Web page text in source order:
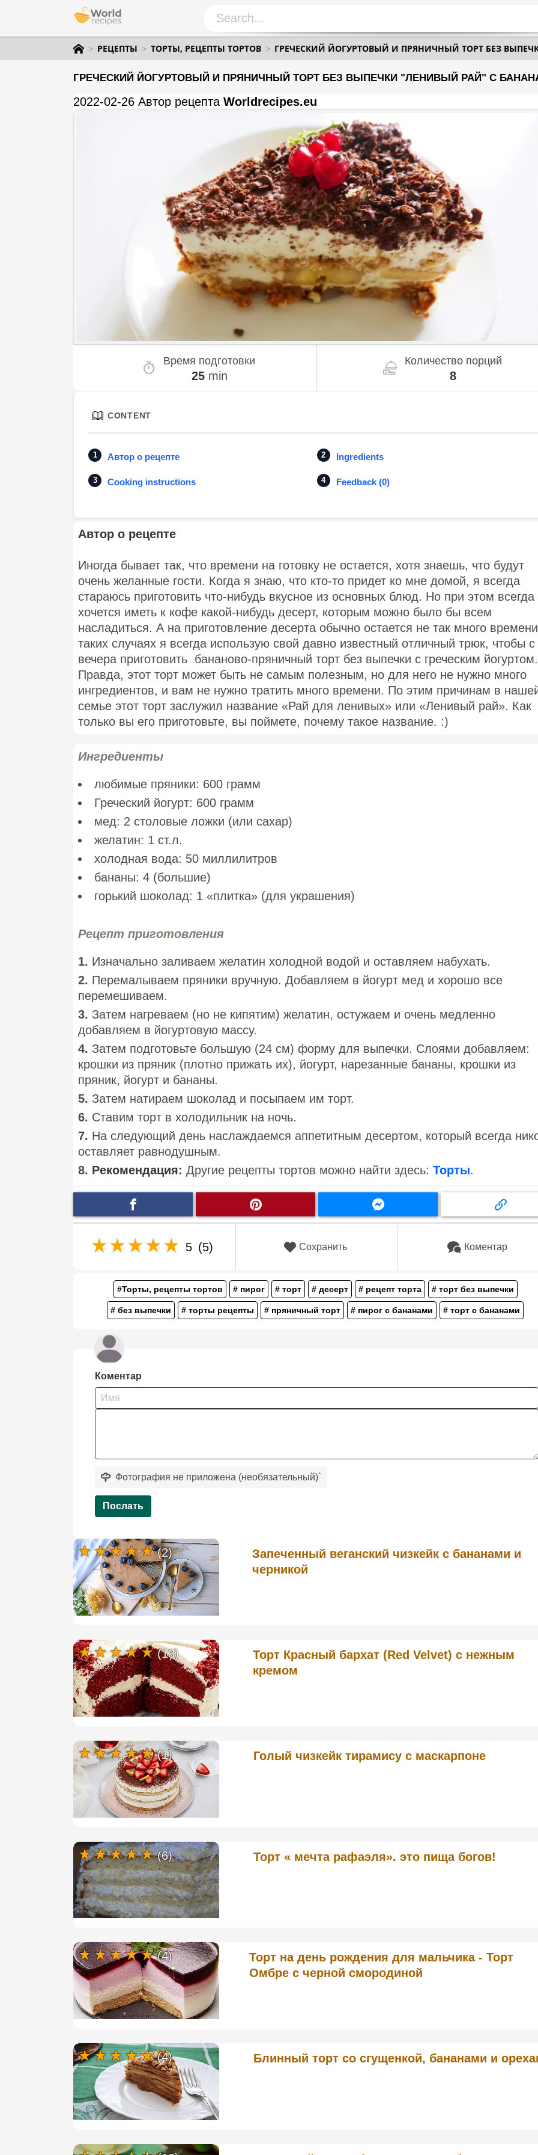
РЕЦЕПТЫ ТОРТЫ, РЕЦЕПТЫ ТОРТОВ ГРЕЧЕСКИЙ ЙОГУРТОВЫЙ И ПРЯНИЧНЫЙ ТОРТ БЕЗ
ГРЕЧЕСКИЙ ЙОГУРТОВЫЙ И ПРЯНИЧНЫЙ ТОРТ БЕЗ ВЫПЕЧКИ "ЛЕНИВЫЙ РАЙ" С
2022-02-26 Автор рецепта Worldrecipes.eu
Время подготовки
25min
Количество порций
8
CONTENT
Автор о рецепте Ingredients
Cooking instructions Feedback (0)
Автор о рецепте
Иногда бывает так, что времени на готовку не остается, хотя знаешь, что будут
очень желанные гости. Когда я знаю, что кто-то придет ко мне домой, я всегда
стараюсь приготовить что-нибудь вкусное из основных блюд. Но при этом всегда
хочется иметь к кофе какой-нибудь десерт, которым можно было бы всем
насладиться. А на приготовление десерта обычно остается не так много
таких случаях я всегда использую свой давно известный отличный трюк, чтобы с
вечера приготовить бананово-пряничный торт без выпечки с греческим йогуртом.
Правда, этот торт может быть не самым полезным, но для него не нужно много
ингредиентов, и вам не нужно тратить много времени. По этим причинам в
семье этот торт заслужил название «Рай для ленивых» или «Ленивый рай». Как
только вы его приготовьте, вы поймете, почему такое название. :)
Ингредиенты
любимые пряники: 600 грамм
Греческий йогурт: 600 грамм
мед: 2 столовые ложки (или сахар)
желатин: 1 ст.л.
холодная вода: 50 миллилитров
бананы: 4 (большие)
горький шоколад: 1 «плитка» (для украшения)
Рецепт приготовления
1. Изначально заливаем желатин холодной водой и оставляем набухать.
2. Перемалываем пряники вручную. Добавляем в йогурт мед и хорошо все
перемешиваем.
3. Затем нагреваем (но не кипятим) желатин, остужаем и очень медленно
добавляем в йогуртовую массу.
4. Затем подготовьте большую (24 см) форму для выпечки. Слоями добавляем:
крошки из пряник (плотно прижать их), йогурт, нарезанные бананы, крошки из
пряник, йогурт и бананы.
5. Затем натираем шоколад и посыпаем им торт.
6. Ставим торт в холодильник на ночь.
7. На следующий день наслаждаемся аппетитным десертом, который всегда
оставляет равнодушным.
8. Рекомендация: Другие рецепты тортов можно найти здесь: Торты.
5 (5) Сохранить Коментар
#Торты, рецепты тортов # пирог # торт # десерт # рецепт торта # торт без выпечки
# без выпечки # торты рецепты # пряничный торт # пирог с бананами # торт с бананами
Коментар
Фотография не приложена (необязательный)`
Послать
Запеченный веганский чизкейк с бананами и
черникой
(2)
Торт Красный бархат (Red Velvet) с нежным
кремом
(13)
Голый чизкейк тирамису с маскарпоне
(1)
Торт « мечта рафаэля». это пища богов!
(6)
Торт на день рождения для мальчика - Торт
Омбре с черной смородиной
(4)
Блинный торт со сгущенкой, бананами и
(4)